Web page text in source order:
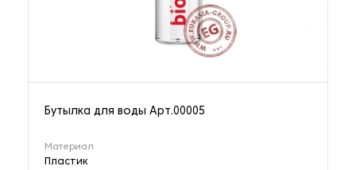
Бутылка для воды Арт.00005
Материал
Пластик